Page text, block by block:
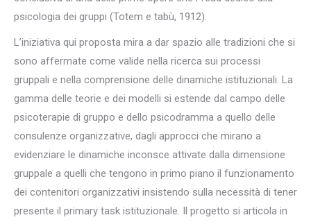
psicologia dei gruppi (Totem e tabù, 1912).
L’iniziativa qui proposta mira a dar spazio alle tradizioni che si
sono affermate come valide nella ricerca sui processi
gruppali e nella comprensione delle dinamiche istituzionali. La
gamma delle teorie e dei modelli si estende dal campo delle
psicoterapie di gruppo e dello psicodramma a quello delle
consulenze organizzative, dagli approcci che mirano a
evidenziare le dinamiche inconsce attivate dalla dimensione
gruppale a quelli che tengono in primo piano il funzionamento
dei contenitori organizzativi insistendo sulla necessità di tener
presente il primary task istituzionale. Il progetto si articola in